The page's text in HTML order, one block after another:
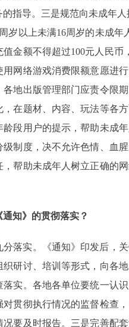
的指导。三是规范向未成年
岁以上未满16周岁的未成
金额不得超过100元人民
网络游戏消费限额意愿进
地出版管理部门应责令限
在题材、内容、玩法等各
龄段用户的提示，帮助未成
制度，决不允许色情、血
帮助未成年人树立正确的
知》的贯彻落实？
分落实。《通知》印发后，
织研讨、培训等形式，向各
实。各地各单位要统一认
对贯彻执行情况的监督检查
况要及时报告。三是完善配